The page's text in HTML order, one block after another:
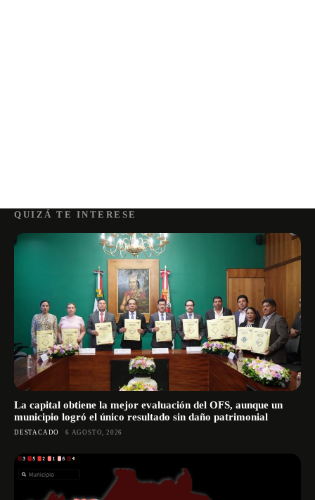
QUIZÁ TE INTERESE
La capital obtiene la mejor evaluación del OFS, aunque un
municipio logró el único resultado sin daño patrimonial
DESTACADO 6 AGOSTO, 2026